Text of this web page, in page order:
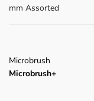
mm Assorted
Microbrush
Microbrush+